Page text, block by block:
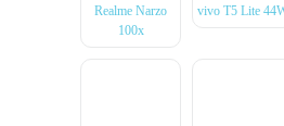
vivo T5 Lite
Realme Narzo
100x